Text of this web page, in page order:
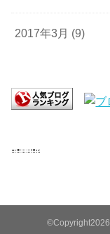
2017年3月 (9)
©Copyright2026